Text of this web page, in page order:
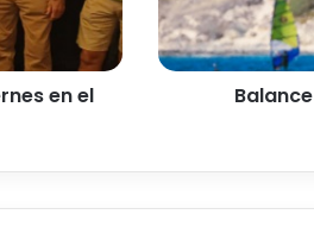
en el
e
s
u
s